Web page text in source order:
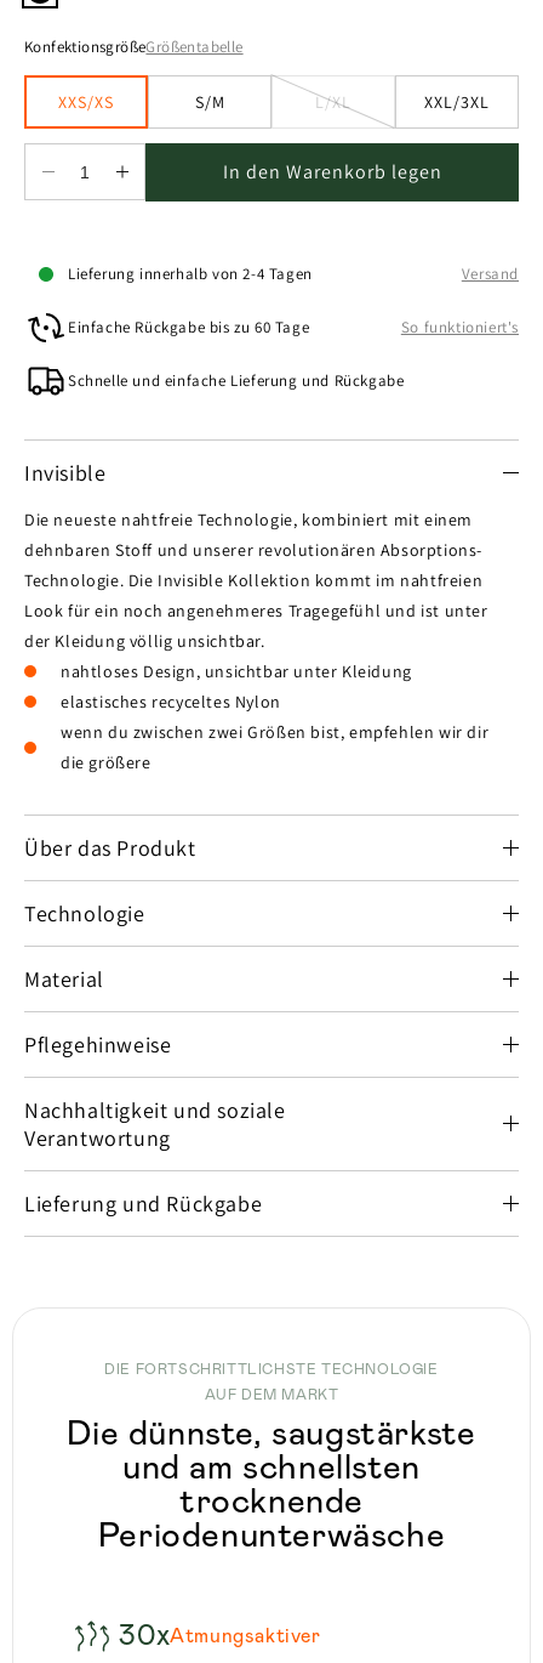
KonfektionsgrößeGrößentabelle
XXS/XS S/M L/XLVariante
ausverkauft
oder
nicht
verfügbar
XXL/3XL
Verringere
die
Invisible
Brazilian
-
Recyceltes
Nylon
Schwarz
Erhöhe
die
Invisible
-
Nylon
Schwarz
In den Warenkorb legen
Lieferung innerhalb von 2-4 Tagen Versand
Einfache Rückgabe bis zu 60 Tage So funktioniert's
Schnelle und einfache Lieferung und Rückgabe
Invisible
Die neueste nahtfreie Technologie, kombiniert mit einem
dehnbaren Stoff und unserer revolutionären Absorptions-
Technologie. Die Invisible Kollektion kommt im nahtfreien
Look für ein noch angenehmeres Tragegefühl und ist unter
der Kleidung völlig unsichtbar.
nahtloses Design, unsichtbar unter Kleidung
elastisches recyceltes Nylon
wenn du zwischen zwei Größen bist, empfehlen wir dir
die größere
Über das Produkt
Technologie
Material
Pflegehinweise
Nachhaltigkeit und soziale
Verantwortung
Lieferung und Rückgabe
DIE FORTSCHRITTLICHSTE TECHNOLOGIE
AUF DEM MARKT
Die dünnste, saugstärkste
und am schnellsten
trocknende
Periodenunterwäsche
30xAtmungsaktiver